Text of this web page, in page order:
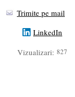
Trimite pe mail
LinkedIn
Vizualizari: 827